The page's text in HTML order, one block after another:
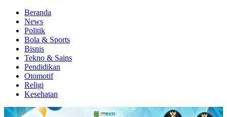
Beranda
News
Politik
Bola & Sports
Bisnis
Tekno & Sains
Pendidikan
Otomotif
Religi
Kesehatan